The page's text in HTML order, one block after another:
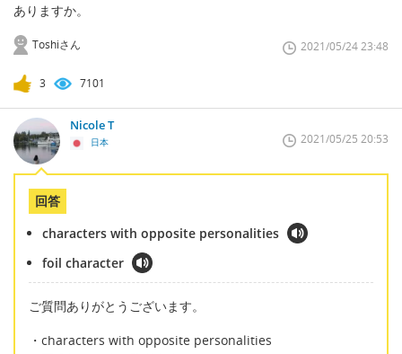
ありますか。
Toshiさん 2021/05/24 23:48
3 7101
Nicole T
日本 2021/05/25 20:53
回答
characters with opposite personalities
foil character
ご質問ありがとうございます。
・characters with opposite personalities